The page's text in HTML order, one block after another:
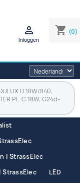
shopping_cart (0)

Inloggen
D 18W/840,
PL-C 18W, G24d-
| StrassElec
LED